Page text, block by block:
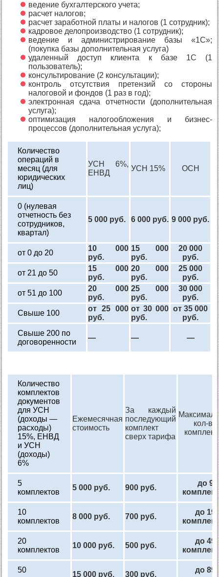
ведение бухгалтерского учета;
расчет налогов;
расчет заработной платы и налогов (1 сотрудник);
кадровое делопроизводство (1 сотрудник);
ведение и администрирование базы «1С»;
(покупка базы дополнительная услуга)
удаленный доступ клиента к базе 1С (1
пользователь);
консультирование (2 консультации);
контроль отсутствия претензий со стороны
налоговой и фондов (1 раз в год);
электронная сдача отчетности (дополнительная
услуга);
оптимизация налогообложения и бизнес-
процессов (дополнительная услуга);
Количество
операций в
месяц (для
юридических
лиц)
УСН 6%,
ЕНВД
УСН 15% ОСН
0 (нулевая
отчетность без
сотрудников,
квартал)
5 000 руб. 6 000 руб. 9 000 руб.
от 0 до 20
10 000
руб.
15 000
руб.
20 000
руб.
от 21 до 50
15 000
руб.
20 000
руб.
25 000
руб.
от 51 до 100
20 000
руб.
25 000
руб.
30 000
руб.
Свыше 100
от 25 000
руб.
от 30 000
руб.
от 35 000
руб.
Свыше 200 по
договоренности
— — —
Количество
комплектов
документов
для УСН
(доходы —
расходы)
15%, ЕНВД
и УСН
(доходы)
6%
Ежемесячная
стоимость
За каждый
последующий
комплект
сверх тарифа
кол-во
5
комплектов
5 000 руб. 900 руб.
до 9
10
комплектов
8 000 руб. 700 руб.
до 19
20
комплектов
10 000 руб. 500 руб.
до 49
50
15 000 руб. 300 руб.
до 89